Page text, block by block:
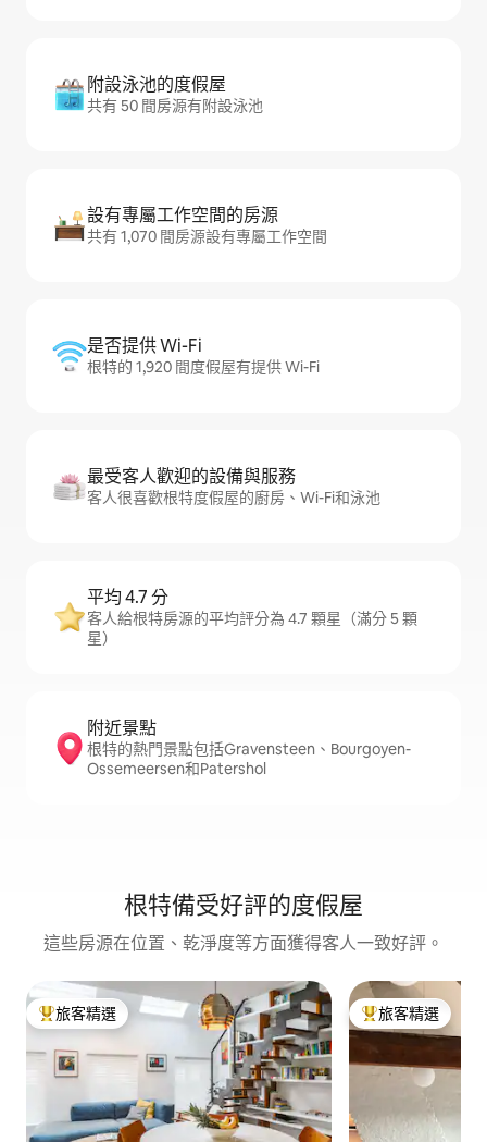
附設泳池的度假屋
共有 50 間房源有附設泳池
設有專屬工作空間的房源
共有 1,070 間房源設有專屬工作空間
是否提供 Wi-Fi
根特的 1,920 間度假屋有提供 Wi-Fi
最受客人歡迎的設備與服務
客人很喜歡根特度假屋的廚房、Wi-Fi和泳池
平均 4.7 分
客人給根特房源的平均評分為 4.7 顆星（滿分 5 顆
星）
附近景點
根特的熱門景點包括Gravensteen、Bourgoyen-
Ossemeersen和Patershol
根特備受好評的度假屋
這些房源在位置、乾淨度等方面獲得客人一致好評。
旅客精選榜首
旅客精選 旅客精選榜首
旅客精選